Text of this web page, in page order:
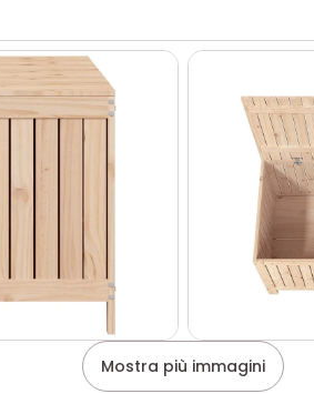
Mostra più immagini